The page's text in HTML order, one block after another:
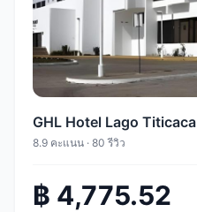
GHL Hotel Lago Titicaca
8.9 คะแนน · 80 รีวิว
฿ 4,775.52